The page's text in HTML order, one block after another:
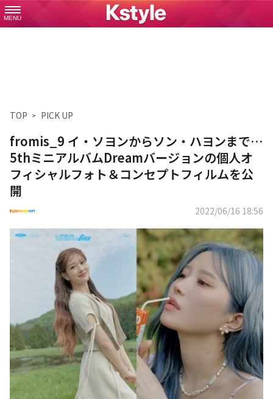
MENU
TOP PICK UP
fromis_9 イ・ソヨンからソン・ハヨンまで…
5thミニアルバムDreamバージョンの個人オ
フィシャルフォト＆コンセプトフィルムを公
開
2022/06/16 18:56